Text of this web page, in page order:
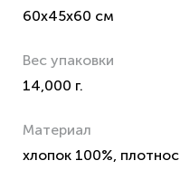
60x45x60 см
Вес упаковки
14,000 г.
Материал
хлопок 100%,